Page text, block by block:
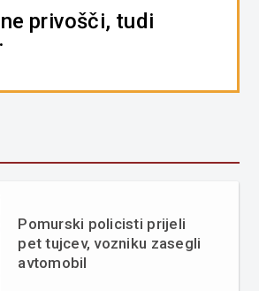
privošči, tudi
Pomurski policisti prijeli
pet tujcev, vozniku zasegli
avtomobil